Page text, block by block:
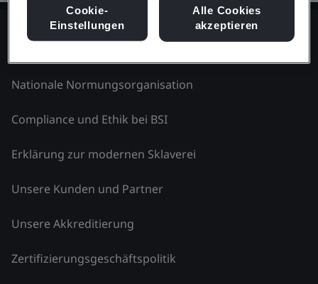
Nationale Normungsorganisation
Compliance und Ethik bei BSI
Erklärung zur modernen Sklaverei
Unsere Kunden und Partner
Unsere Akkreditierung
Zertifizierungsgeschäftspolitik
Cookie-
Einstellungen
Alle Cookies
akzeptieren